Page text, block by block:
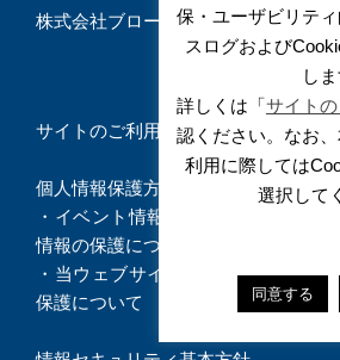
株式会社ブロードバンドセキュリティ
サイトのご利用条件
個人情報保護方針
・ イベント情報（ウェビナー・解説
情報の保護について
・ 当ウェブサイトへのお問い合わせ
保護について
保・ユーザビリテ
スログおよび
しま
詳しくは「サイト
認ください。なお
利用に際しては
選択して
同意する